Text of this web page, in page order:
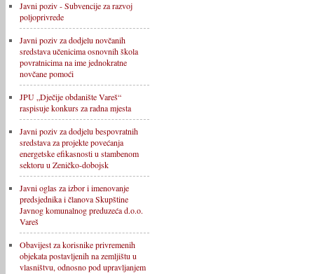
Javni poziv - Subvencije za razvoj
poljoprivrede
Javni poziv za dodjelu novčanih
sredstava učenicima osnovnih škola
povratnicima na ime jednokratne
novčane pomoći
JPU „Dječije obdanište Vareš“
raspisuje konkurs za radna mjesta
Javni poziv za dodjelu bespovratnih
sredstava za projekte povećanja
energetske efikasnosti u stambenom
sektoru u Zeničko-dobojsk
Javni oglas za izbor i imenovanje
predsjednika i članova Skupštine
Javnog komunalnog preduzeća d.o.o.
Vareš
Obavijest za korisnike privremenih
objekata postavljenih na zemljištu u
vlasništvu, odnosno pod upravljanjem